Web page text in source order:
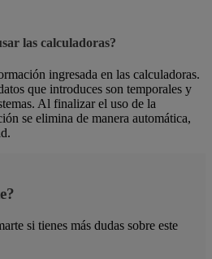
las calculadoras?
ingresada en las calculadoras.
que introduces son temporales y
Al finalizar el uso de la
se elimina de manera automática,
si tienes más dudas sobre este